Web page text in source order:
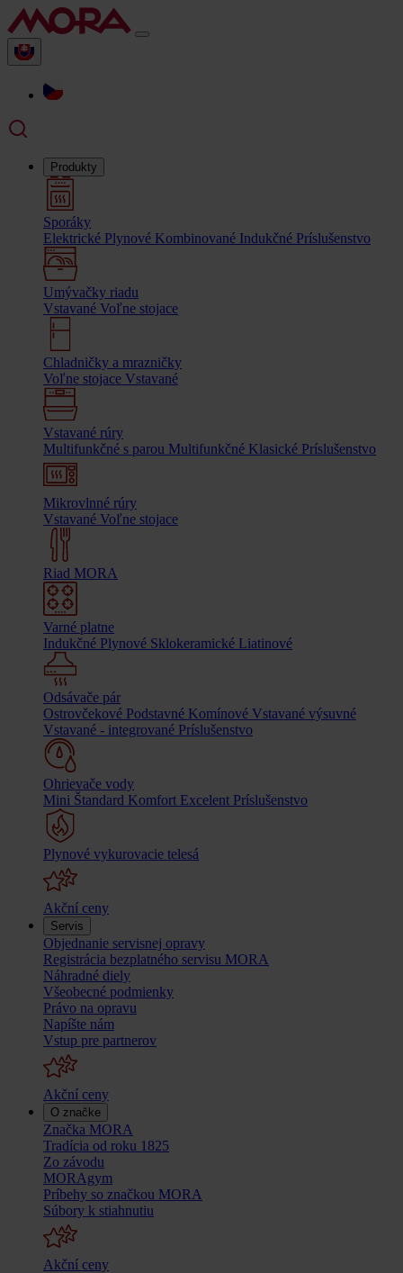
Produkty
Sporáky
Elektrické Plynové Kombinované Indukčné Príslušenstvo
Umývačky riadu
Vstavané Voľne stojace
Chladničky a mrazničky
Voľne stojace Vstavané
Vstavané rúry
Multifunkčné s parou Multifunkčné Klasické Príslušenstvo
Mikrovlnné rúry
Vstavané Voľne stojace
Riad MORA
Varné platne
Indukčné Plynové Sklokeramické Liatinové
Odsávače pár
Ostrovčekové Podstavné Komínové Vstavané výsuvné
Vstavané - integrované Príslušenstvo
Ohrievače vody
Mini Štandard Komfort Excelent Príslušenstvo
Plynové vykurovacie telesá
Akční ceny
Servis
Objednanie servisnej opravy
Registrácia bezplatného servisu MORA
Náhradné diely
Všeobecné podmienky
Právo na opravu
Napíšte nám
Vstup pre partnerov
Akční ceny
O značke
Značka MORA
Tradícia od roku 1825
Zo závodu
MORAgym
Príbehy so značkou MORA
Súbory k stiahnutiu
Akční ceny